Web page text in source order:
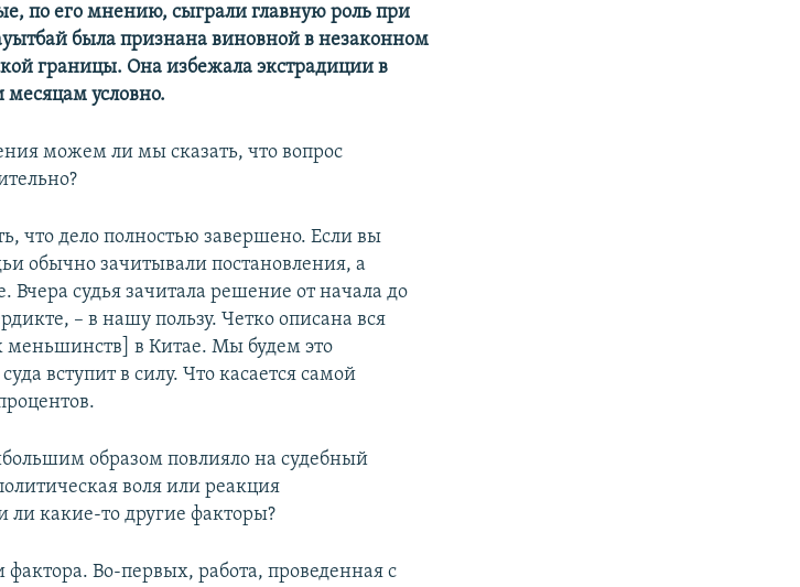
по его мнению, сыграли главную роль при
была признана виновной в незаконном
границы. Она избежала экстрадиции в
условно.
можем ли мы сказать, что вопрос
что дело полностью завершено. Если вы
обычно зачитывали постановления, а
судья зачитала решение от начала до
– в нашу пользу. Четко описана вся
меньшинств] в Китае. Мы будем это
вступит в силу. Что касается самой
образом повлияло на судебный
воля или реакция
ли какие-то другие факторы?
фактора. Во-первых, работа, проведенная с